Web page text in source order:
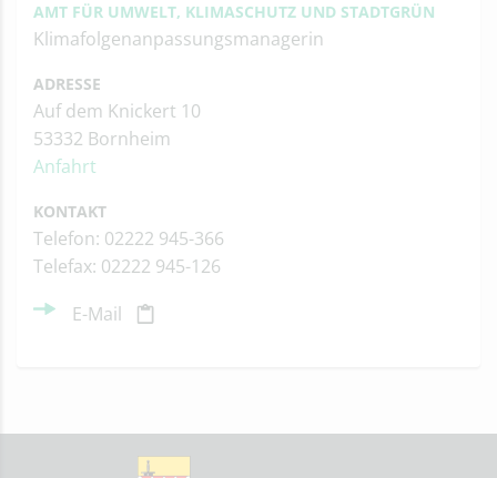
AMT FÜR UMWELT, KLIMASCHUTZ UND STADTGRÜN
Klimafolgenanpassungsmanagerin
ADRESSE
Auf dem Knickert 10
53332 Bornheim
Anfahrt
KONTAKT
Telefon: 02222 945-366
Telefax: 02222 945-126
E-Mail